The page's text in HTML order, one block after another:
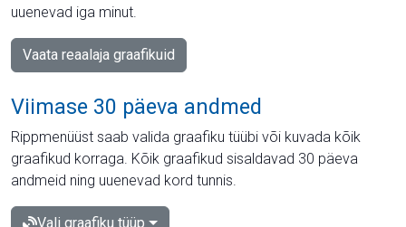
uuenevad iga minut.
Vaata reaalaja graafikuid
Viimase 30 päeva andmed
Rippmenüüst saab valida graafiku tüübi või kuvada kõik
graafikud korraga. Kõik graafikud sisaldavad 30 päeva
andmeid ning uuenevad kord tunnis.
Vali graafiku tüüp